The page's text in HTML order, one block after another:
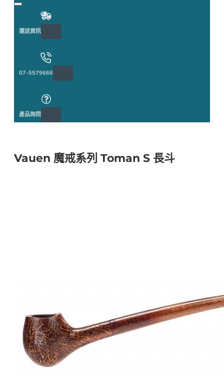
運送資訊
07-5579666
產品詢問
Vauen 魔戒系列 Toman S 長斗